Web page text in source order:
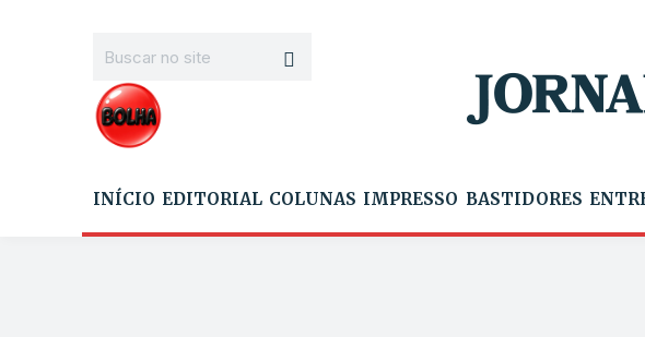
INÍCIO EDITORIAL COLUNAS IMPRESSO BASTIDORES